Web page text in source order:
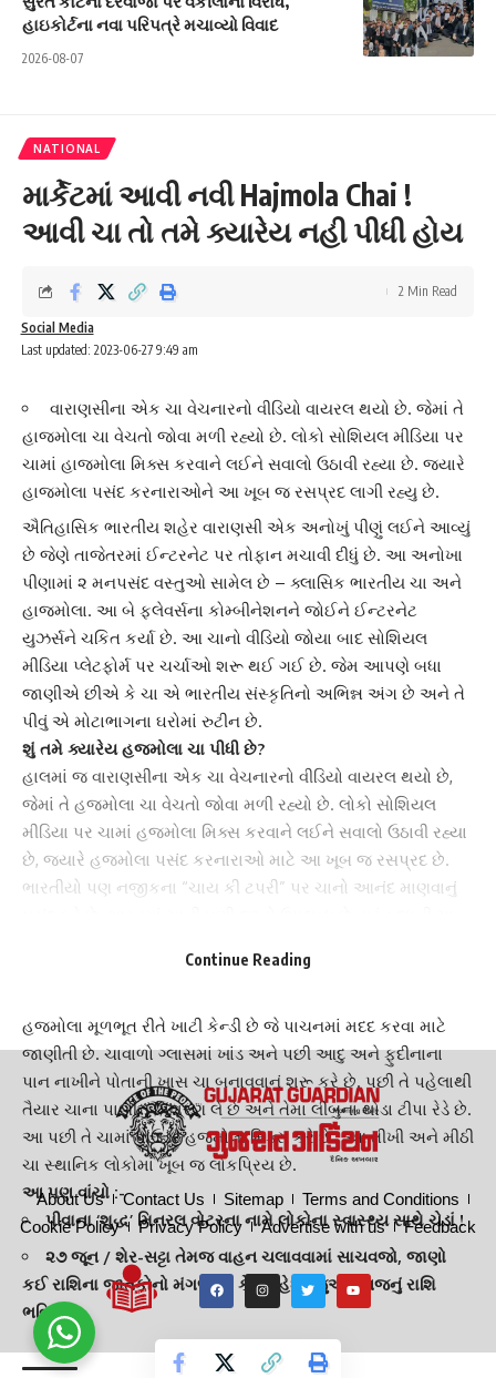
હાઇકોર્ટના નવા પરિપત્રે મચાવ્યો વિવાદ
2026-08-07
NATIONAL
માર્કેટમાં આવી નવી Hajmola Chai !
આવી ચા તો તમે ક્યારેય નહી પીધી હોય
Last updated: 2023-06-27 9:49 am
Social Media
2 Min Read
વારાણસીના એક ચા વેચનારનો વીડિયો વાયરલ થયો છે. જેમાં તે
હાજમોલા ચા વેચતો જોવા મળી રહ્યો છે. લોકો સોશિયલ મીડિયા પર
ચામાં હાજમોલા મિક્સ કરવાને લઈને સવાલો ઉઠાવી રહ્યા છે. જ્યારે
હાજમોલા પસંદ કરનારાઓને આ ખૂબ જ રસપ્રદ લાગી રહ્યુ છે.
ઐતિહાસિક ભારતીય શહેર વારાણસી એક અનોખું પીણું લઈને આવ્યું
છે જેણે તાજેતરમાં ઈન્ટરનેટ પર તોફાન મચાવી દીધું છે. આ અનોખા
પીણામાં ૨ મનપસંદ વસ્તુઓ સામેલ છે – ક્લાસિક ભારતીય ચા અને
હાજમોલા. આ બે ફ્લેવર્સના કોમ્બીનેશનને જોઈને ઈન્ટરનેટ
યુઝર્સને ચકિત કર્યા છે. આ ચાનો વીડિયો જોયા બાદ સોશિયલ
મીડિયા પ્લેટફોર્મ પર ચર્ચાઓ શરૂ થઈ ગઈ છે. જેમ આપણે બધા
જાણીએ છીએ કે ચા એ ભારતીય સંસ્કૃતિનો અભિન્ન અંગ છે અને તે
પીવું એ મોટાભાગના ઘરોમાં રુટીન છે.
શું તમે ક્યારેય હજમોલા ચા પીધી છે?
હાલમાં જ વારાણસીના એક ચા વેચનારનો વીડિયો વાયરલ થયો છે,
જેમાં તે હજમોલા ચા વેચતો જોવા મળી રહ્યો છે. લોકો સોશિયલ
મીડિયા પર ચામાં હજમોલા મિક્સ કરવાને લઈને સવાલો ઉઠાવી રહ્યા
છે, જ્યારે હજમોલા પસંદ કરનારાઓ માટે આ ખૂબ જ રસપ્રદ છે.
ભારતીયો પણ નજીકના “ચાય કી ટપરી” પર ચાનો આનંદ માણવાનું
હજમોલા સાથે લેમન ટી બનાવતા જોઈ શકાય છે.
હજમોલા મૂળભૂત રીતે ખાટી કેન્ડી છે જે પાચનમાં મદદ કરવા માટે
જાણીતી છે.ચાવાળો ગ્લાસમાં ખાંડ અને પછી આદુ અને ફુદીનાના
પાન નાખીને પોતાની ખાસ ચા બનાવવાનું શરૂ કરે છે. પછી તે પહેલાથી
તૈયાર ચાના પાણીનુ મિશ્રણ લે છે અને તેમા લીંબુના થોડા ટીપા રેડે છે.
આ પછી તે ચામાં પાઉડર હજમોલા મિક્સ કરે છે.. આ તીખી અને મીઠી
ચા સ્થાનિક લોકોમાં ખૂબ જ લોકપ્રિય છે.
આ પણ વાંચો :-
પીવાના ‘શુદ્ધ’ મિનરલ વોટરના નામે લોકોના સ્વાસ્થ્ય સાથે ચેડાં !
૨૭ જૂન / શેર-સટ્ટા તેમજ વાહન ચલાવવામાં સાચવજો, જાણો
કઈ રાશિના જાતકોનો મંગળવાર કેવો રહેશે, જુઓ આજનું રાશિ
ભવિષ્ય
Continue Reading
About Us Contact Us Sitemap
Terms and Conditions
Cookie Policy
Privacy Policy Advertise with us Feedback